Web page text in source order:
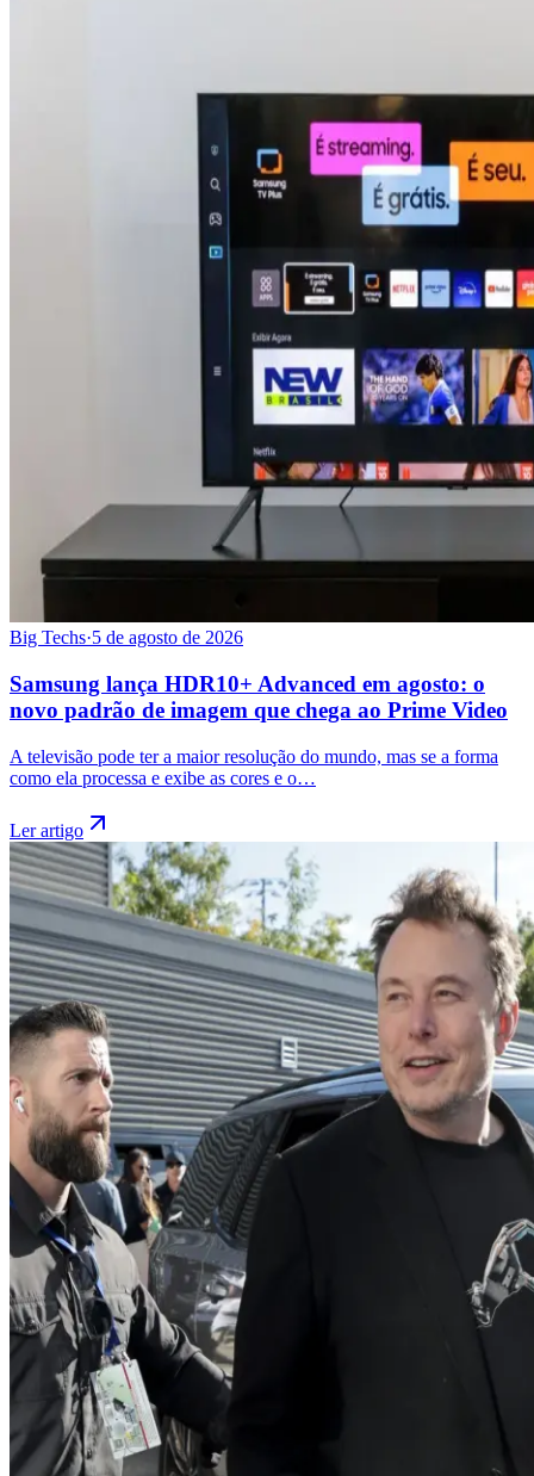
Big Techs·5 de agosto de 2026
Samsung lança HDR10+ Advanced em agosto: o
novo padrão de imagem que chega ao Prime Video
A televisão pode ter a maior resolução do mundo, mas se a forma
como ela processa e exibe as cores e o…
Ler artigo